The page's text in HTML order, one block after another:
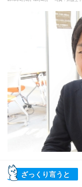
ざっくり言うと